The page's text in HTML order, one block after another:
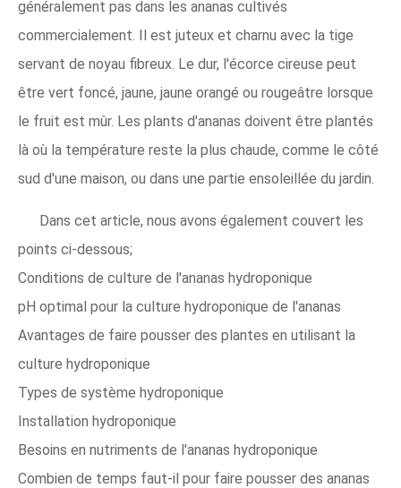
généralement pas dans les ananas cultivés
commercialement. Il est juteux et charnu avec la tige
servant de noyau fibreux. Le dur, l'écorce cireuse peut
être vert foncé, jaune, jaune orangé ou rougeâtre lorsque
le fruit est mûr. Les plants d'ananas doivent être plantés
là où la température reste la plus chaude, comme le côté
sud d'une maison, ou dans une partie ensoleillée du jardin.
Dans cet article, nous avons également couvert les
points ci-dessous;
Conditions de culture de l'ananas hydroponique
pH optimal pour la culture hydroponique de l'ananas
Avantages de faire pousser des plantes en utilisant la
culture hydroponique
Types de système hydroponique
Installation hydroponique
Besoins en nutriments de l'ananas hydroponique
Combien de temps faut-il pour faire pousser des ananas